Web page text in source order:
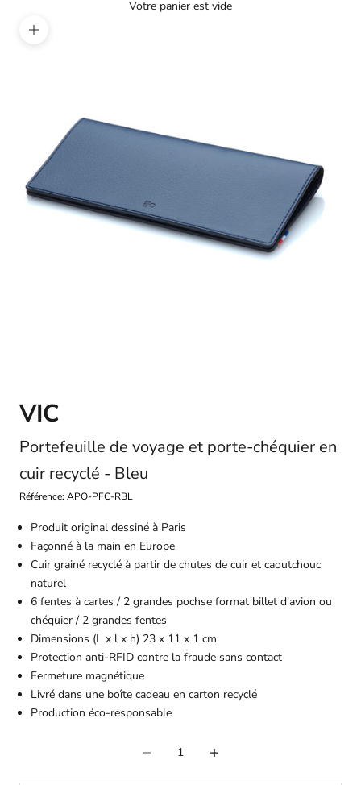
Votre panier est vide
Zoomer sur l'image
VIC
Portefeuille de voyage et porte-chéquier en
cuir recyclé - Bleu
Référence: APO-PFC-RBL
Produit original dessiné à Paris
Façonné à la main en Europe
Cuir grainé recyclé à partir de chutes de cuir et caoutchouc
naturel
6 fentes à cartes / 2 grandes pochse format billet d'avion ou
chéquier / 2 grandes fentes
Dimensions (L x l x h) 23 x 11 x 1 cm
Protection anti-RFID contre la fraude sans contact
Fermeture magnétique
Livré dans une boîte cadeau en carton recyclé
Production éco-responsable